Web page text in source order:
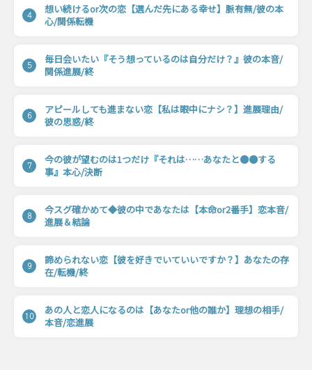
4
想い続けるor次の恋【選んだ先にある幸せ】脈有無/彼の本
心/関係転機
5
毎日会いたい『そう想っているのは自分だけ？』彼の本音/
関係進展/終
6
アピールしても進まない恋【私は眼中にナシ？】進展理由/
彼の思惑/終
7
今の彼が望むのは1つだけ『それは……あなたと●●する
事』本心/決断
8
今スグ確かめて◆彼の中であなたは【本命or2番手】恋本音/
進展＆結論
9
諦められない恋【彼を好きでいていいですか？】あなたの存
在/転機/終
10
あの人と恋人になるのは【あなたor他の誰か】理想の相手/
本音/恋進展